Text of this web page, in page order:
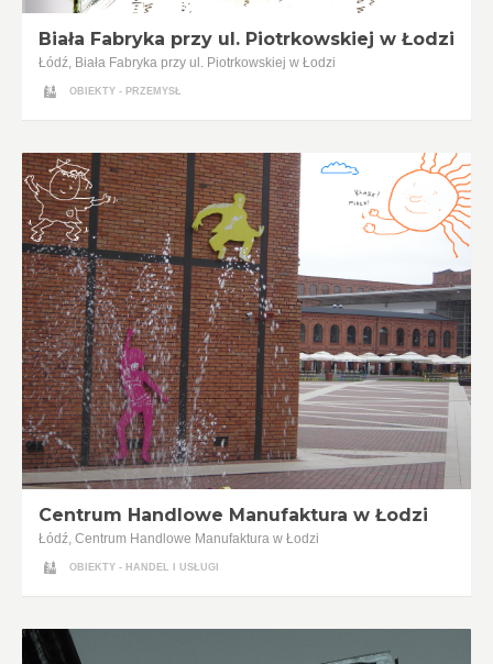
Biała Fabryka przy ul. Piotrkowskiej w Łodzi
Łódź, Biała Fabryka przy ul. Piotrkowskiej w Łodzi
OBIEKTY - PRZEMYSŁ
Centrum Handlowe Manufaktura w Łodzi
Łódź, Centrum Handlowe Manufaktura w Łodzi
OBIEKTY - HANDEL I USŁUGI